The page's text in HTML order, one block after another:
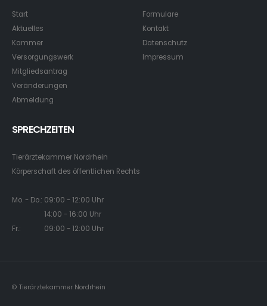
Start
Aktuelles
Kammer
Versorgungswerk
Mitgliedsantrag
Veränderungen
Abmeldung
Formulare
Kontakt
Datenschutz
Impressum
SPRECHZEITEN
Tierärztekammer Nordrhein
Körperschaft des öffentlichen Rechts
Mo. - Do.: 09:00 - 12:00 Uhr
14:00 - 16:00 Uhr
Fr.: 09:00 - 12:00 Uhr
© Tierärztekammer Nordrhein